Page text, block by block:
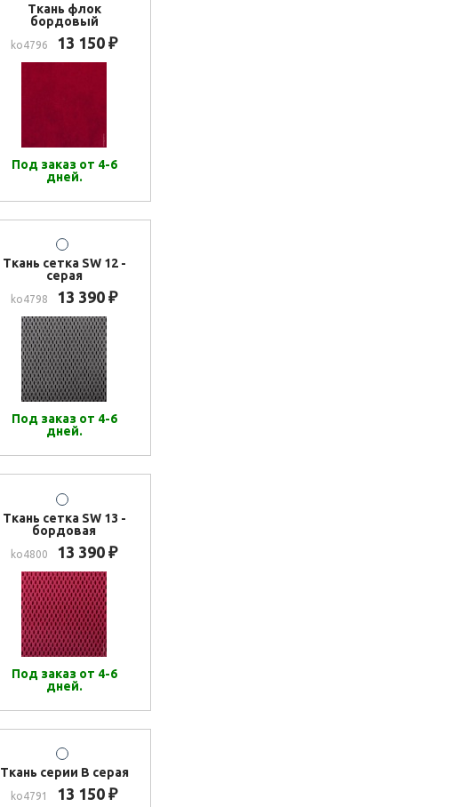
Ткань флок
бордовый
ko4796 13 150 ₽
Под заказ от 4-6
дней.
Ткань сетка SW 12 -
серая
ko4798 13 390 ₽
Под заказ от 4-6
дней.
Ткань сетка SW 13 -
бордовая
ko4800 13 390 ₽
Под заказ от 4-6
дней.
Ткань серии В серая
ko4791 13 150 ₽